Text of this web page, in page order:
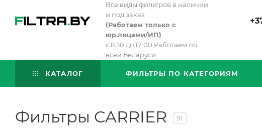
Все виды фильтров в наличии
и под заказ
(Работаем только с
юр.лицами/ИП)
с 8:30 до 17:00 Работаем по
всей Беларуси.
КАТАЛОГ ФИЛЬТРЫ ПО КАТЕГОРИЯМ
Фильтры CARRIER 91